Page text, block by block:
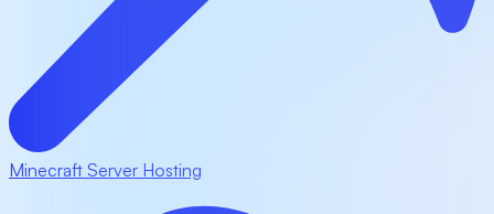
Minecraft Server Hosting